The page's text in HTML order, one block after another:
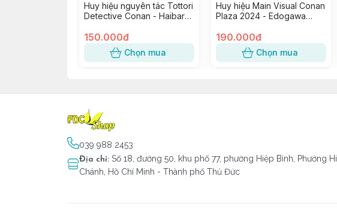
Huy hiệu nguyên tác Tottori
Detective Conan - Haibara
150.000đ
Chọn mua
Huy hiệu Main Visual Conan
Plaza 2024 - Edogawa
190.000đ
Chọn mua
039 988 2453
Địa chỉ: Số 18, đường 50, khu phố 77, phường Hiệp Bình, Phường
Chánh, Hồ Chí Minh - Thành phố Thủ Đức